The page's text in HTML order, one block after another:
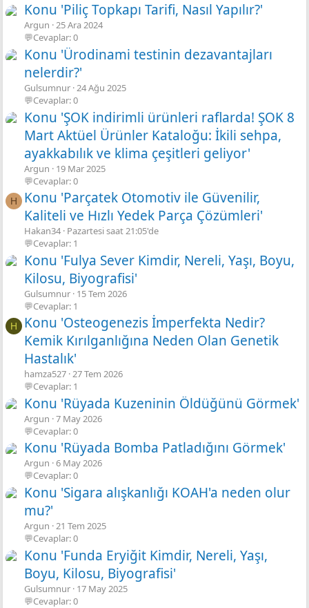
Konu 'Piliç Topkapı Tarifi, Nasıl Yapılır?'
Argun 25 Ara 2024
💬Cevaplar: 0
Konu 'Ürodinami testinin dezavantajları
nelerdir?'
Gulsumnur 24 Ağu 2025
💬Cevaplar: 0
Konu 'ŞOK indirimli ürünleri raflarda! ŞOK 8
Mart Aktüel Ürünler Kataloğu: İkili sehpa,
ayakkabılık ve klima çeşitleri geliyor'
Argun
19 Mar 2025
💬Cevaplar: 0
H
Konu 'Parçatek Otomotiv ile Güvenilir,
Kaliteli ve Hızlı Yedek Parça Çözümleri'
Hakan34 Pazartesi saat 21:05'de
💬Cevaplar: 1
Konu 'Fulya Sever Kimdir, Nereli, Yaşı, Boyu,
Kilosu, Biyografisi'
Gulsumnur 15 Tem 2026
💬Cevaplar: 1
H
Konu 'Osteogenezis İmperfekta Nedir?
Kemik Kırılganlığına Neden Olan Genetik
Hastalık'
hamza527 27 Tem 2026
💬Cevaplar: 1
Konu 'Rüyada Kuzeninin Öldüğünü Görmek'
Argun 7 May 2026
💬Cevaplar: 0
Konu 'Rüyada Bomba Patladığını Görmek'
Argun 6 May 2026
💬Cevaplar: 0
Konu 'Sigara alışkanlığı KOAH'a neden olur
mu?'
Argun 21 Tem 2025
💬Cevaplar: 0
Konu 'Funda Eryiğit Kimdir, Nereli, Yaşı,
Boyu, Kilosu, Biyografisi'
Gulsumnur 17 May 2025
💬Cevaplar: 0